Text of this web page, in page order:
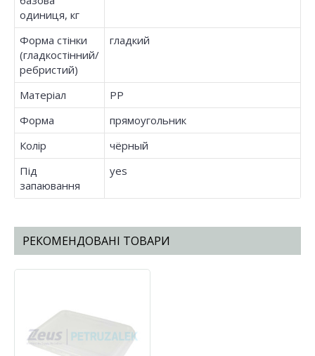
одиниця, кг
Форма стінки
(гладкостінний/
ребристий)
гладкий
Матеріал
PP
Форма
прямоугольник
Колір
чёрный
Під
запаювання
yes
РЕКОМЕНДОВАНІ ТОВАРИ